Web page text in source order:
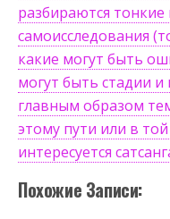
разбираются
самоисследования
какие могут быть
могут быть стадии
главным образом
этому пути или в
интересуется
Похожие Записи: